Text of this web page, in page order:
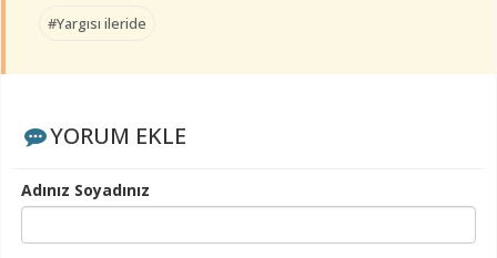
#Yargısı ileride
YORUM EKLE
Adınız Soyadınız